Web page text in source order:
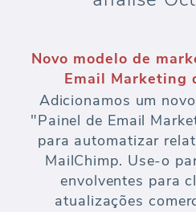
Novo modelo de
Email Marketing
Adicionamos um
"Painel de Email
para automatizar
MailChimp. Use-o
envolventes para
atualizações